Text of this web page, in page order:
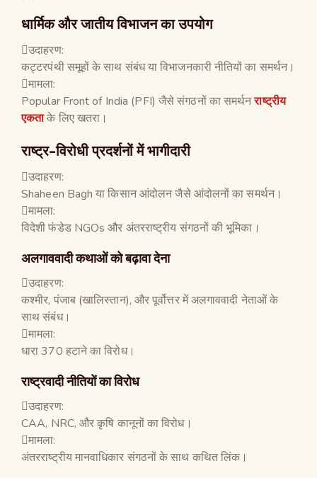
धार्मिक और जातीय विभाजन का उपयोग
उदाहरण:
कट्टरपंथी समूहों के साथ संबंध या विभाजनकारी नीतियों का समर्थन।
मामला:
Popular Front of India (PFI) जैसे संगठनों का समर्थनराष्ट्रीय
एकताके लिए खतरा।
राष्ट्र-विरोधी प्रदर्शनों में भागीदारी
उदाहरण:
Shaheen Bagh या किसान आंदोलन जैसे आंदोलनों का समर्थन।
मामला:
विदेशी फंडेड NGOs और अंतरराष्ट्रीय संगठनों की भूमिका।
अलगाववादी कथाओं को बढ़ावा देना
उदाहरण:
कश्मीर, पंजाब (खालिस्तान), और पूर्वोत्तर में अलगाववादी नेताओं के
साथ संबंध।
मामला:
धारा 370 हटाने का विरोध।
राष्ट्रवादी नीतियों का विरोध
उदाहरण:
CAA, NRC, और कृषि कानूनों का विरोध।
मामला:
अंतरराष्ट्रीय मानवाधिकार संगठनों के साथ कथित लिंक।